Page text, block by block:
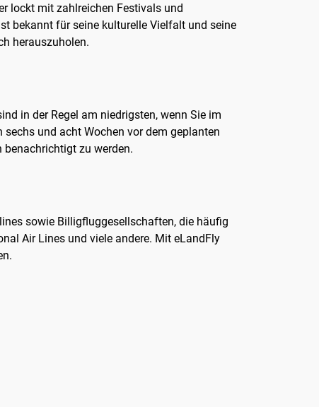
lockt mit zahlreichen Festivals und
bekannt für seine kulturelle Vielfalt und seine
herauszuholen.
in der Regel am niedrigsten, wenn Sie im
und acht Wochen vor dem geplanten
benachrichtigt zu werden.
sowie Billigfluggesellschaften, die häufig
Air Lines und viele andere. Mit eLandFly